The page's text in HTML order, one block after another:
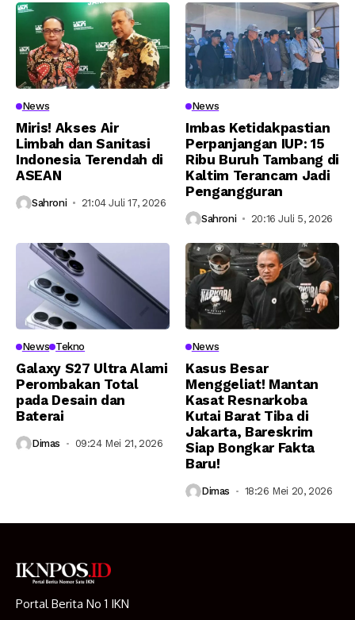
News
Miris! Akses Air
Limbah dan Sanitasi
Indonesia Terendah di
ASEAN
Sahroni 21:04 Juli 17, 2026
News
Imbas Ketidakpastian
Perpanjangan IUP: 15
Ribu Buruh Tambang di
Kaltim Terancam Jadi
Pengangguran
Sahroni 20:16 Juli 5, 2026
News Tekno
Galaxy S27 Ultra Alami
Perombakan Total
pada Desain dan
Baterai
Dimas 09:24 Mei 21, 2026
News
Kasus Besar
Menggeliat! Mantan
Kasat Resnarkoba
Kutai Barat Tiba di
Jakarta, Bareskrim
Siap Bongkar Fakta
Baru!
Dimas 18:26 Mei 20, 2026
Portal Berita No 1 IKN